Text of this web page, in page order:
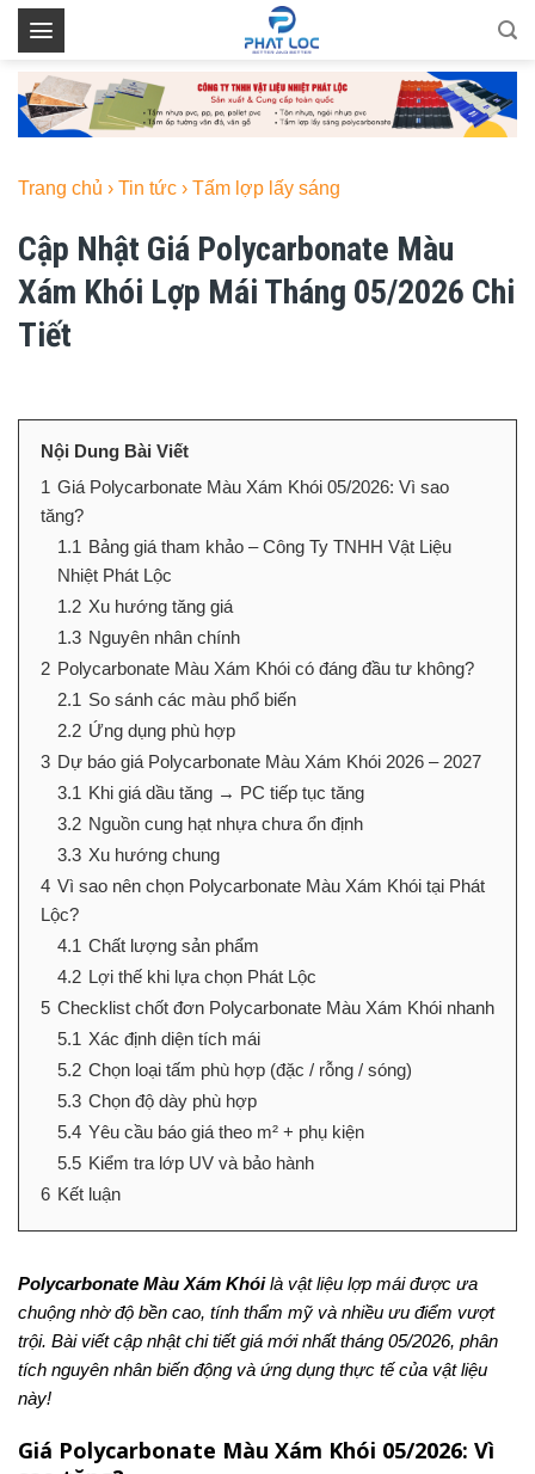
Skip
Trang chủ › Tin tức › Tấm lợp lấy sáng
Cập Nhật Giá Polycarbonate Màu
Xám Khói Lợp Mái Tháng 05/2026 Chi
Tiết
Nội Dung Bài Viết
1 Giá Polycarbonate Màu Xám Khói 05/2026: Vì sao
tăng?
1.1 Bảng giá tham khảo – Công Ty TNHH Vật Liệu
Nhiệt Phát Lộc
1.2 Xu hướng tăng giá
1.3 Nguyên nhân chính
2 Polycarbonate Màu Xám Khói có đáng đầu tư không?
2.1 So sánh các màu phổ biến
2.2 Ứng dụng phù hợp
3 Dự báo giá Polycarbonate Màu Xám Khói 2026 – 2027
3.1 Khi giá dầu tăng → PC tiếp tục tăng
3.2 Nguồn cung hạt nhựa chưa ổn định
3.3 Xu hướng chung
4 Vì sao nên chọn Polycarbonate Màu Xám Khói tại Phát
Lộc?
4.1 Chất lượng sản phẩm
4.2 Lợi thế khi lựa chọn Phát Lộc
5 Checklist chốt đơn Polycarbonate Màu Xám Khói nhanh
5.1 Xác định diện tích mái
5.2 Chọn loại tấm phù hợp (đặc / rỗng / sóng)
5.3 Chọn độ dày phù hợp
5.4 Yêu cầu báo giá theo m² + phụ kiện
5.5 Kiểm tra lớp UV và bảo hành
6 Kết luận
Polycarbonate Màu Xám Khóilà vật liệu lợp mái được ưa
chuộng nhờ độ bền cao, tính thẩm mỹ và nhiều ưu điểm vượt
trội. Bài viết cập nhật chi tiết giá mới nhất tháng 05/2026, phân
tích nguyên nhân biến động và ứng dụng thực tế của vật liệu
này!
Giá Polycarbonate Màu Xám Khói 05/2026: Vì